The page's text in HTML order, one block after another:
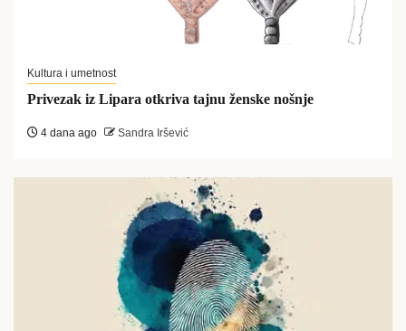
Kultura i umetnost
Privezak iz Lipara otkriva tajnu ženske nošnje
4 dana ago Sandra Iršević